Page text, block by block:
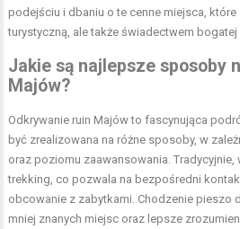
podejściu i dbaniu o te cenne miejsca, które
turystyczną, ale także świadectwem
Jakie są najlepsze sposoby
Majów?
Odkrywanie ruin Majów to fascynująca
być zrealizowana na różne sposoby, w
oraz poziomu zaawansowania. Tradycyjnie,
trekking, co pozwala na bezpośredni
obcowanie z zabytkami. Chodzenie pieszo
mniej znanych miejsc oraz lepsze